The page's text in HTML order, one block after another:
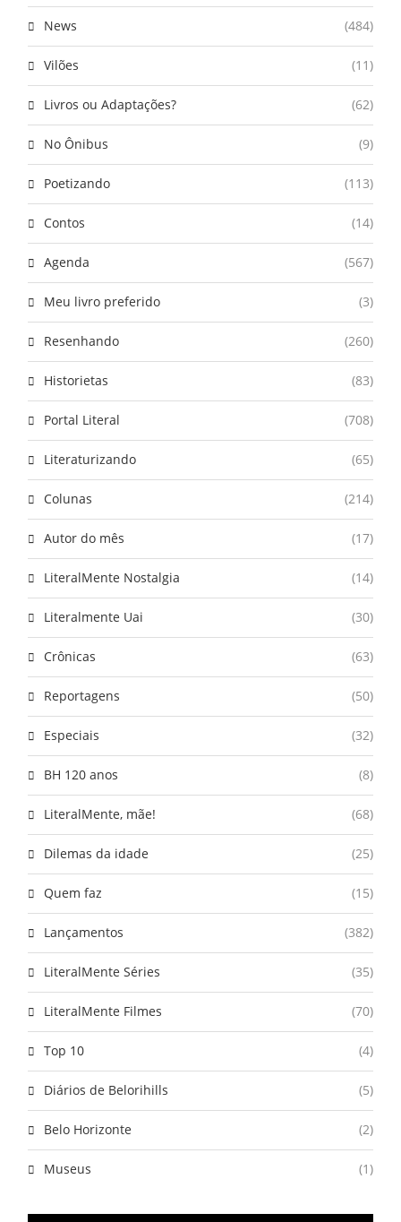
News (484)
Vilões (11)
Livros ou Adaptações? (62)
No Ônibus (9)
Poetizando (113)
Contos (14)
Agenda (567)
Meu livro preferido (3)
Resenhando (260)
Historietas (83)
Portal Literal (708)
Literaturizando (65)
Colunas (214)
Autor do mês (17)
LiteralMente Nostalgia (14)
Literalmente Uai (30)
Crônicas (63)
Reportagens (50)
Especiais (32)
BH 120 anos (8)
LiteralMente, mãe! (68)
Dilemas da idade (25)
Quem faz (15)
Lançamentos (382)
LiteralMente Séries (35)
LiteralMente Filmes (70)
Top 10 (4)
Diários de Belorihills (5)
Belo Horizonte (2)
Museus (1)